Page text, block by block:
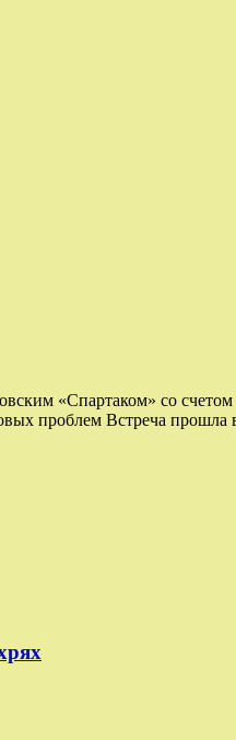
«Спартаком» со счетом
проблем Встреча